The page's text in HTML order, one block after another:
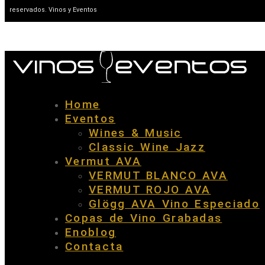
reservados. Vinos y Eventos
Home
Eventos
Wines & Music
Classic Wine Jazz
Vermut AVA
VERMUT BLANCO AVA
VERMUT ROJO AVA
Glögg AVA Vino Especiado
Copas de Vino Grabadas
Enoblog
Contacta